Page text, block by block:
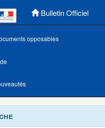
Bulletin Officiel
opposables